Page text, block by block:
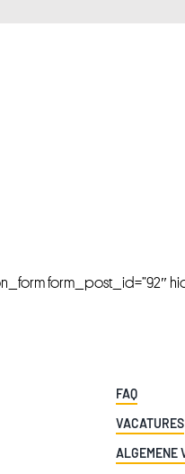
form_post_id=”92″
FAQ
VACATURES
ALGEMENE